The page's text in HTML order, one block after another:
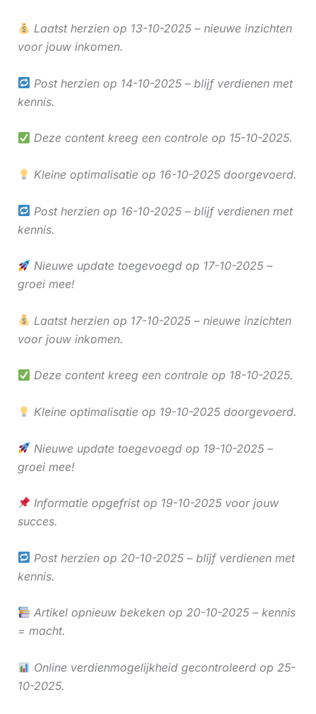
Laatst herzien op 13-10-2025 – nieuwe inzichten
voor jouw inkomen.
Post herzien op 14-10-2025 – blijf verdienen met
kennis.
Deze content kreeg een controle op 15-10-2025.
Kleine optimalisatie op 16-10-2025 doorgevoerd.
Post herzien op 16-10-2025 – blijf verdienen met
kennis.
Nieuwe update toegevoegd op 17-10-2025 –
groei mee!
Laatst herzien op 17-10-2025 – nieuwe inzichten
voor jouw inkomen.
Deze content kreeg een controle op 18-10-2025.
Kleine optimalisatie op 19-10-2025 doorgevoerd.
Nieuwe update toegevoegd op 19-10-2025 –
groei mee!
Informatie opgefrist op 19-10-2025 voor jouw
succes.
Post herzien op 20-10-2025 – blijf verdienen met
kennis.
Artikel opnieuw bekeken op 20-10-2025 – kennis
= macht.
Online verdienmogelijkheid gecontroleerd op 25-
10-2025.